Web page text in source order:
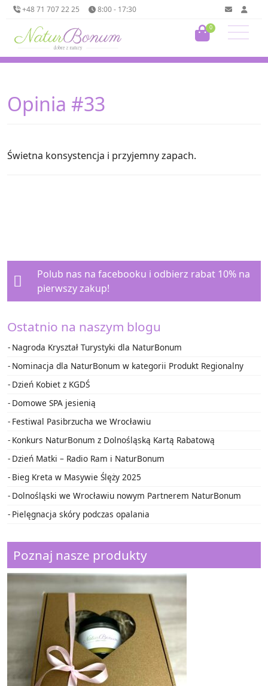
+48 71 707 22 25 8:00 - 17:30
0
Opinia #33
Świetna konsystencja i przyjemny zapach.
Polub nas na facebooku i odbierz rabat 10% na
pierwszy zakup!
Ostatnio na naszym blogu
Nagroda Kryształ Turystyki dla NaturBonum
Nominacja dla NaturBonum w kategorii Produkt Regionalny
Dzień Kobiet z KGDŚ
Domowe SPA jesienią
Festiwal Pasibrzucha we Wrocławiu
Konkurs NaturBonum z Dolnośląską Kartą Rabatową
Dzień Matki – Radio Ram i NaturBonum
Bieg Kreta w Masywie Ślęży 2025
Dolnośląski we Wrocławiu nowym Partnerem NaturBonum
Pielęgnacja skóry podczas opalania
Poznaj nasze produkty